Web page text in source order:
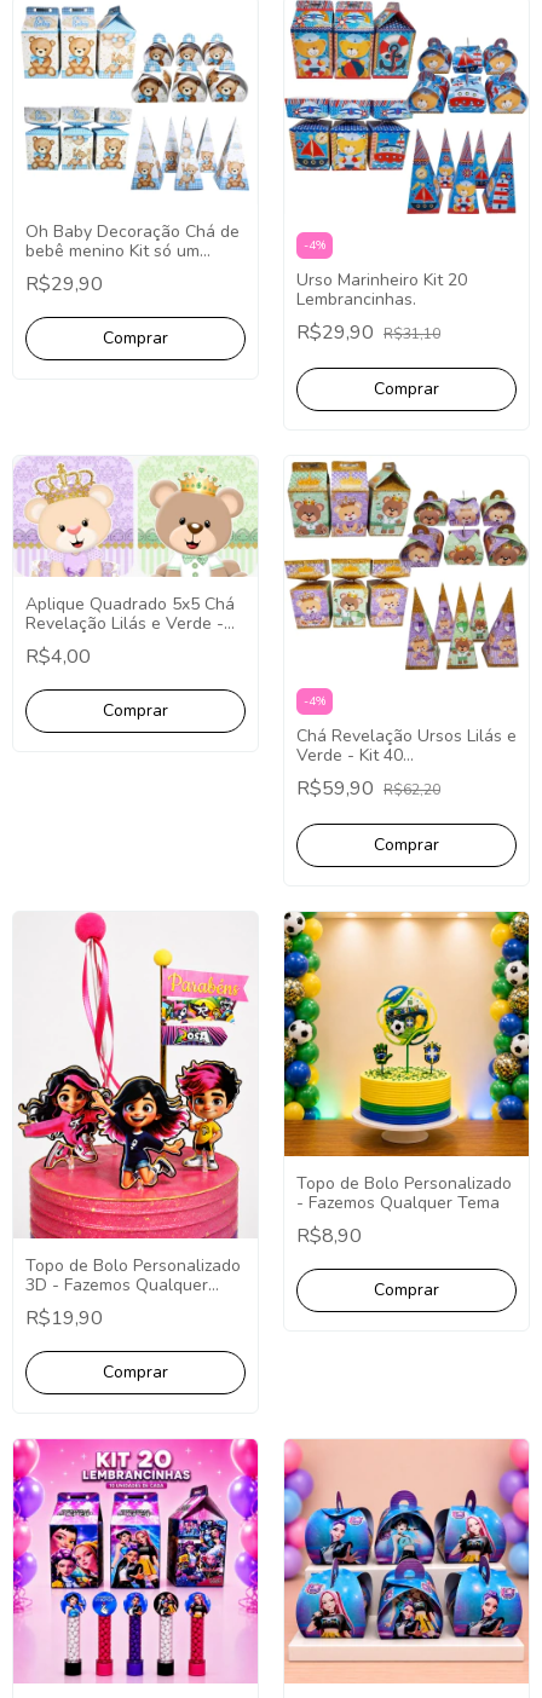
Oh Baby Decoração Chá de
bebê menino Kit só um
Bolinha 20 Itens Oh Baby
Menino
R$29,90
-4%
Urso Marinheiro Kit 20
Lembrancinhas.
R$29,90 R$31,10
Aplique Quadrado 5x5 Chá
Revelação Lilás e Verde -
10 Unidades.
R$4,00
-4%
Chá Revelação Ursos Lilás e
Verde - Kit 40
Lembrancinhas.
R$59,90 R$62,20
Topo de Bolo Personalizado
3D - Fazemos Qualquer
Tema - Decoração
Personalizada.
R$19,90
Topo de Bolo Personalizado
- Fazemos Qualquer Tema
R$8,90